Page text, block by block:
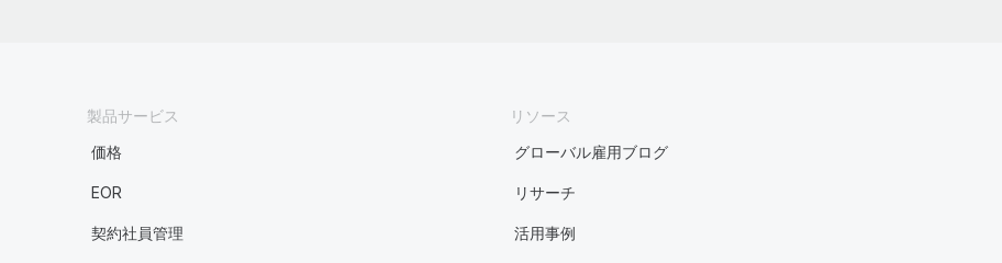
製品サービス
価格
EOR
契約社員管理
リソース
グローバル雇用ブログ
リサーチ
活用事例